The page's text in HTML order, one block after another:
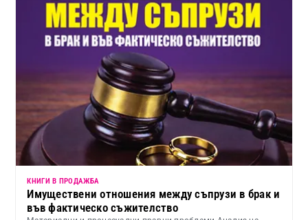
КНИГИ В ПРОДАЖБА
Имуществени отношения между съпрузи в брак и
във фактическо съжителство